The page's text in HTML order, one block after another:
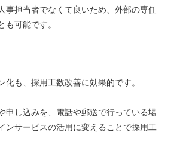
事担当者でなくて良いため、外部の専任
も可能です。
化も、採用工数改善に効果的です。
申し込みを、電話や郵送で行っている場
ンサービスの活用に変えることで採用工